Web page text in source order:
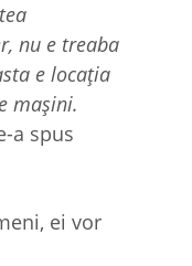
nu e treaba
e locația
mașini.
a spus
ei vor